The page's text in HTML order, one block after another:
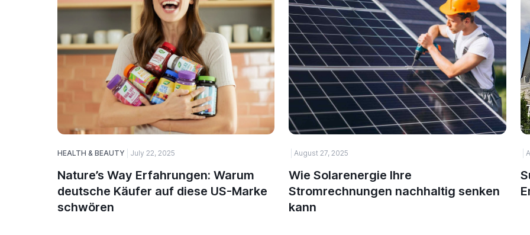
HEALTH & BEAUTY July 22, 2025
Nature’s Way Erfahrungen: Warum
deutsche Käufer auf diese US-Marke
schwören
August 27, 2025
Wie Solarenergie Ihre
Stromrechnungen nachhaltig senken
kann